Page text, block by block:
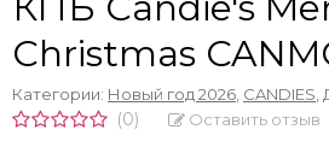
Christmas
Категории: Новый год 2026 CANDIES
(0) Оставить отзыв